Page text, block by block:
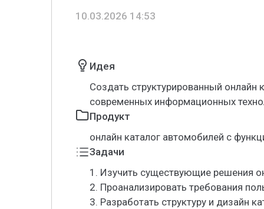
10.03.2026 14:53
Идея
Создать структурированный онлайн
современных информационных
Продукт
онлайн каталог автомобилей с
Задачи
1. Изучить существующие решения
2. Проанализировать требования
3. Разработать структуру и дизайн